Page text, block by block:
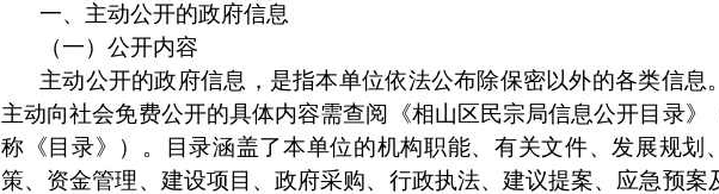
一、主动公开的政府信息
（一）公开内容
主动公开的政府信息，是指本单位依法公布除保密以外的各类信息
主动向社会免费公开的具体内容需查阅《相山区民宗局信息公开目录》
称《目录》）。目录涵盖了本单位的机构职能、有关文件、发展规划
策、资金管理、建设项目、政府采购、行政执法、建议提案、应急预案